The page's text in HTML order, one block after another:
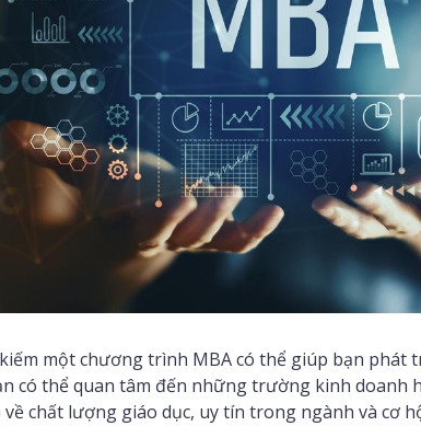
một chương trình MBA có thể giúp bạn phát
có thể quan tâm đến những trường kinh doanh
chất lượng giáo dục, uy tín trong ngành và cơ